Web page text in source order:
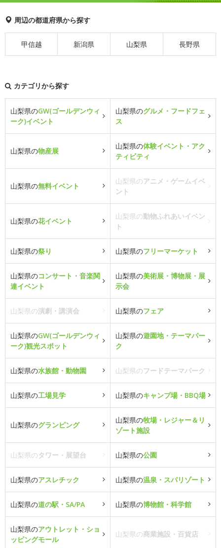
周辺の都道府県から探す
甲信越 新潟県 山梨県 長野県
カテゴリから探す
山梨県のGW(ゴールデンウィ
ーク)イベント
山梨県のグルメ・フードフェ
ス
山梨県の物産展
山梨県の体験イベント・アク
ティビティ
山梨県の無料イベント
山梨県のアニメ・ゲームイベ
ント
山梨県の花イベント
山梨県の動物ふれあいイベン
ト
山梨県の祭り 山梨県のフリーマーケット
山梨県のコンサート・音楽関
連イベント
山梨県の美術展・博物展・展
示会
山梨県の演劇・講演会 山梨県のフェア
山梨県のGW(ゴールデンウィ
ーク)観光スポット
山梨県の遊園地・テーマパー
ク
山梨県の水族館・動物園 山梨県のフードテーマパーク
山梨県の工場見学 山梨県のキャンプ場・BBQ場
山梨県のグランピング
山梨県の牧場・レジャー＆リ
ゾート施設
山梨県のタワー・展望台 山梨県の公園
山梨県のアスレチック 山梨県の温泉・スパリゾート
山梨県の道の駅・SA/PA 山梨県の博物館・科学館
山梨県のアウトレット・ショ
ッピングモール
山梨県の商業施設・百貨店